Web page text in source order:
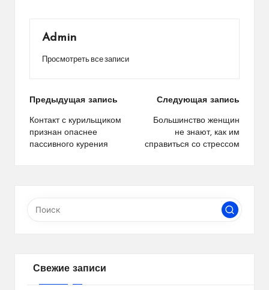
Admin
Просмотреть все записи
Навигация
по
записям
Предыдущая запись
Контакт с курильщиком
признан опаснее
пассивного курения
Следующая запись
Большинство женщин
не знают, как им
справиться со стрессом
Свежие записи